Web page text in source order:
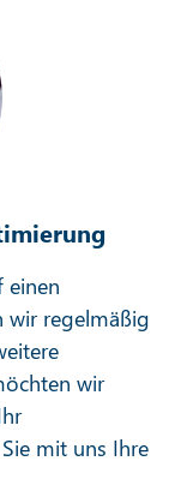
einen
wir regelmäßig
wir
mit uns Ihre